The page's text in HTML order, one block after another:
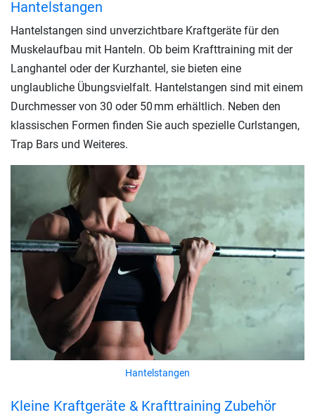
Hantelstangen
Hantelstangen
Hantelstangen sind unverzichtbare Kraftgeräte für den
Muskelaufbau mit Hanteln. Ob beim Krafttraining mit der
Langhantel oder der Kurzhantel, sie bieten eine
unglaubliche Übungsvielfalt. Hantelstangen sind mit einem
Durchmesser von 30 oder 50 mm erhältlich. Neben den
klassischen Formen finden Sie auch spezielle Curlstangen,
Trap Bars und Weiteres.
Kleine Kraftgeräte & Krafttraining Zubehör